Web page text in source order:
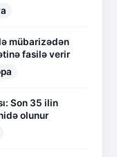
mübarizədən
fasilə verir
Son 35 ilin
olunur